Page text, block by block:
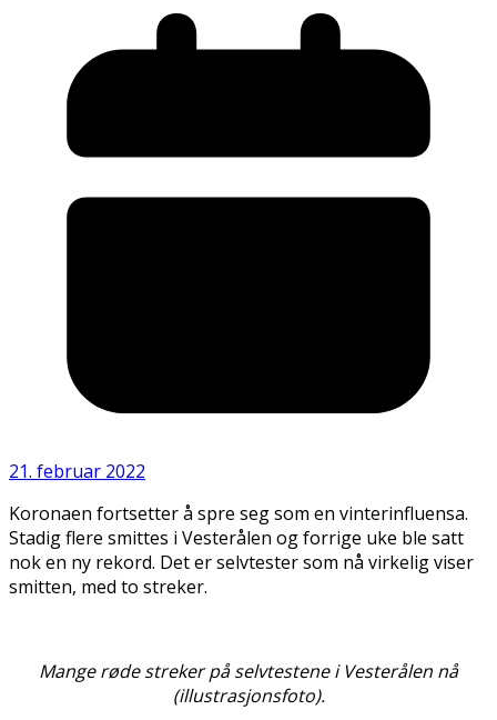
21. februar 2022
Koronaen fortsetter å spre seg som en vinterinfluensa.
Stadig flere smittes i Vesterålen og forrige uke ble satt
nok en ny rekord. Det er selvtester som nå virkelig viser
smitten, med to streker.
Mange røde streker på selvtestene i Vesterålen nå
(illustrasjonsfoto).